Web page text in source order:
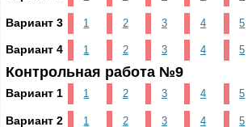
Вариант 3 1 2 3 4 5
Вариант 4 1 2 3 4 5
Контрольная работа №9
Вариант 1 1 2 3 4 5
Вариант 2 1 2 3 4 5